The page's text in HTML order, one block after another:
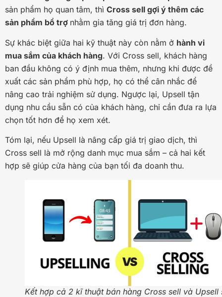
sản phẩm họ quan tâm, thì Cross sell gợi ý thêm các
sản phẩm bổ trợ nhằm gia tăng giá trị đơn hàng.
Sự khác biệt giữa hai kỹ thuật này còn nằm ở hành vi
mua sắm của khách hàng. Với Cross sell, khách hàng
ban đầu không có ý định mua thêm, nhưng khi được đề
xuất các sản phẩm phù hợp, họ có thể cân nhắc để
nâng cao trải nghiệm sử dụng. Ngược lại, Upsell tận
dụng nhu cầu sẵn có của khách hàng, chỉ cần đưa ra lựa
chọn tốt hơn để họ xem xét.
Tóm lại, nếu Upsell là nâng cấp giá trị giao dịch, thì
Cross sell là mở rộng danh mục mua sắm – cả hai kết
hợp sẽ giúp cửa hàng của bạn tối đa doanh thu.
Kết hợp cả 2 kĩ thuật bán hàng Cross sell và Upsell